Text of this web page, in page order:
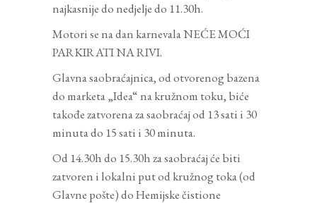
najkasnije do nedjelje do 11.30h.
Motori se na dan karnevala NEĆE MOĆI
PARKIRATI NA RIVI.
Glavna saobraćajnica, od otvorenog bazena
do marketa „Idea“ na kružnom toku, biće
takođe zatvorena za saobraćaj od 13 sati i 30
minuta do 15 sati i 30 minuta.
Od 14.30h do 15.30h za saobraćaj će biti
zatvoren i lokalni put od kružnog toka (od
Glavne pošte) do Hemijske čistione